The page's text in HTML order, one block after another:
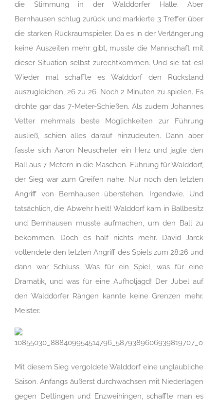
die Stimmung in der Walddorfer Halle. Aber
Bernhausen schlug zurück und markierte 3 Treffer über
die starken Rückraumspieler. Da es in der Verlängerung
keine Auszeiten mehr gibt, musste die Mannschaft mit
dieser Situation selbst zurechtkommen. Und sie tat es!
Wieder mal schaffte es Walddorf den Rückstand
auszugleichen, 26 zu 26. Noch 2 Minuten zu spielen. Es
drohte gar das 7-Meter-Schießen. Als zudem Johannes
Vetter mehrmals beste Möglichkeiten zur Führung
ausließ, schien alles darauf hinzudeuten. Dann aber
fasste sich Aaron Neuscheler ein Herz und jagte den
Ball aus 7 Metern in die Maschen. Führung für Walddorf,
der Sieg war zum Greifen nahe. Nur noch den letzten
Angriff von Bernhausen überstehen. Irgendwie. Und
tatsächlich, die Abwehr hielt! Walddorf kam in Ballbesitz
und Bernhausen musste aufmachen, um den Ball zu
bekommen. Doch es half nichts mehr. David Jarck
vollendete den letzten Angriff des Spiels zum 28:26 und
dann war Schluss. Was für ein Spiel, was für eine
Dramatik, und was für eine Aufholjagd! Der Jubel auf
den Walddorfer Rängen kannte keine Grenzen mehr.
Meister.
Mit diesem Sieg vergoldete Walddorf eine unglaubliche
Saison. Anfangs äußerst durchwachsen mit Niederlagen
gegen Dettingen und Enzweihingen, schaffte man es